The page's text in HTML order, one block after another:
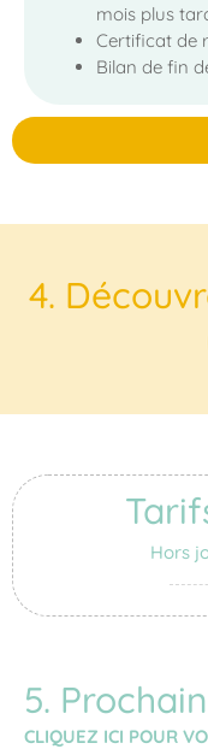
mois plus
Certificat de
Bilan de fin
4.
Hors
5.
CLIQUEZ ICI POUR